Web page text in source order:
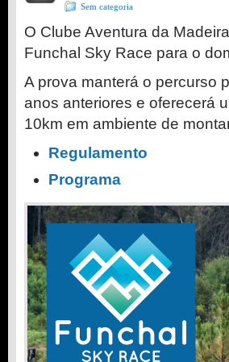
Sem categoria
O Clube Aventura da
Funchal Sky Race para o
A prova manterá o percurso
anos anteriores e oferecerá
10km em ambiente de
Regulamento
Programa